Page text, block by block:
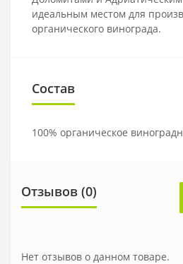
идеальным местом для
органического винограда.
Состав
100% органическое
Отзывов (0)
Нет отзывов о данном товаре.